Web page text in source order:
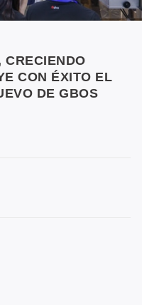
CRECIENDO
CON ÉXITO EL
DE GBOS